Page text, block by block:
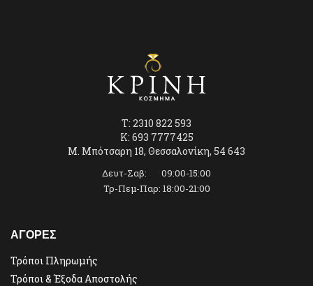
T: 2310 822 593
K: 693 7777425
Μ. Μπότσαρη 18, Θεσσαλονίκη, 54 643
Δευτ-Σαβ: 09:00-15:00
Τρ-Πεμ-Παρ: 18:00-21:00
ΑΓΟΡΕΣ
Τρόποι Πληρωμής
Τρόποι & Έξοδα Αποστολής